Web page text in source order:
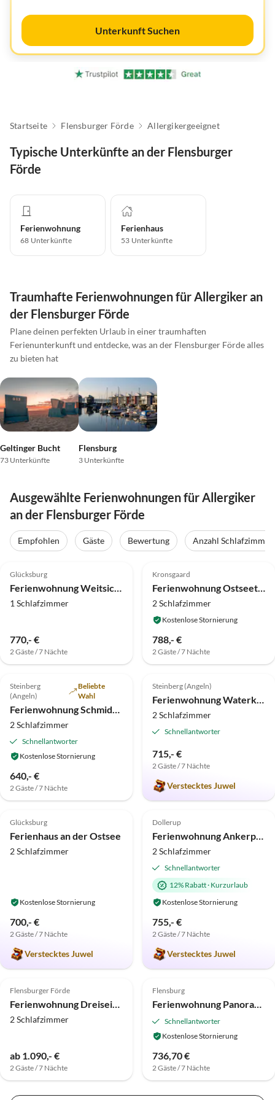
Unterkunft Suchen
Startseite Flensburger Förde Allergikergeeignet
Typische Unterkünfte an der Flensburger
Förde
Ferienwohnung
68 Unterkünfte
Ferienhaus
53 Unterkünfte
Traumhafte Ferienwohnungen für Allergiker an
der Flensburger Förde
Plane deinen perfekten Urlaub in einer traumhaften
Ferienunterkunft und entdecke, was an der Flensburger Förde alles
zu bieten hat
Geltinger Bucht
73 Unterkünfte
Flensburg
3 Unterkünfte
Ausgewählte Ferienwohnungen für Allergiker
an der Flensburger Förde
Empfohlen Gäste Bewertung Anzahl Schlafzimmer
Top-Inserat
Glücksburg
1 Schlafzimmer
770,- €
2 Gäste / 7 Nächte
Top-Inserat
Kronsgaard
2 Schlafzimmer
Kostenlose Stornierung
788,- €
2 Gäste / 7 Nächte
Top-Inserat
5.0 (7)
Steinberg
(Angeln)
Beliebte
Wahl
2 Schlafzimmer
Schnellantworter
Kostenlose Stornierung
640,- €
2 Gäste / 7 Nächte
Top-Inserat
5.0 (6)
Steinberg (Angeln)
2 Schlafzimmer
Schnellantworter
715,- €
2 Gäste / 7 Nächte
Verstecktes Juwel
Top-Inserat
4.9 (4)
Glücksburg
Ferienhaus an der Ostsee
2 Schlafzimmer
Kostenlose Stornierung
700,- €
2 Gäste / 7 Nächte
Verstecktes Juwel
Top-Inserat
5.0 (1)
Dollerup
2 Schlafzimmer
Schnellantworter
12% Rabatt· Kurzurlaub
Kostenlose Stornierung
755,- €
2 Gäste / 7 Nächte
Verstecktes Juwel
Top-Inserat
Flensburger Förde
2 Schlafzimmer
ab 1.090,- €
2 Gäste / 7 Nächte
Top-Inserat
Flensburg
Schnellantworter
Kostenlose Stornierung
736,70 €
2 Gäste / 7 Nächte